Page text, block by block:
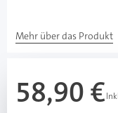
Mehr über das Produkt
58,90 €